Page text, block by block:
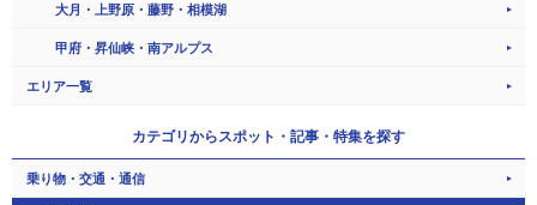
大月・上野原・藤野・相模湖
甲府・昇仙峡・南アルプス
エリア一覧
カテゴリからスポット・記事・特集を探す
乗り物・交通・通信